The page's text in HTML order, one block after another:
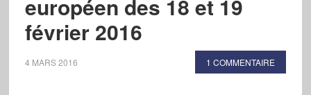
européen des 18 et 19
février 2016
4 MARS 2016 1 COMMENTAIRE